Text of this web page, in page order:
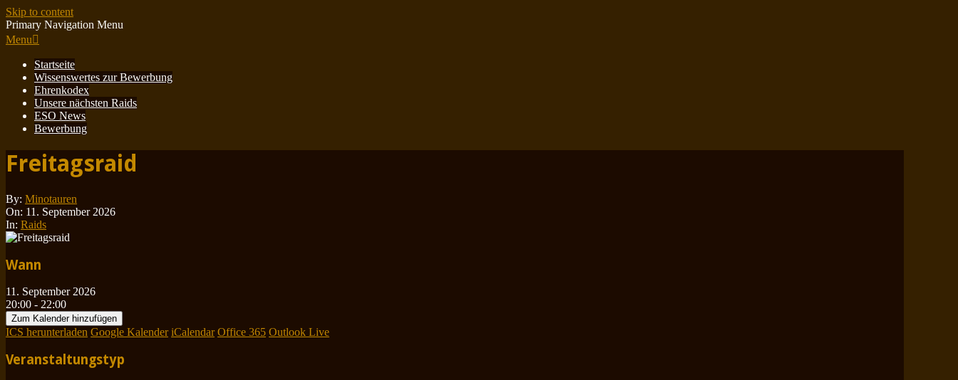
Skip to content
Primary Navigation Menu
Menu
Startseite
Wissenswertes zur Bewerbung
Ehrenkodex
Unsere nächsten Raids
ESO News
Bewerbung
Freitagsraid
By: Minotauren
On: 11. September 2026
In: Raids
Wann
11. September 2026
20:00 - 22:00
Zum Kalender hinzufügen
ICS herunterladen Google Kalender iCalendar Office 365 Outlook Live
Veranstaltungstyp